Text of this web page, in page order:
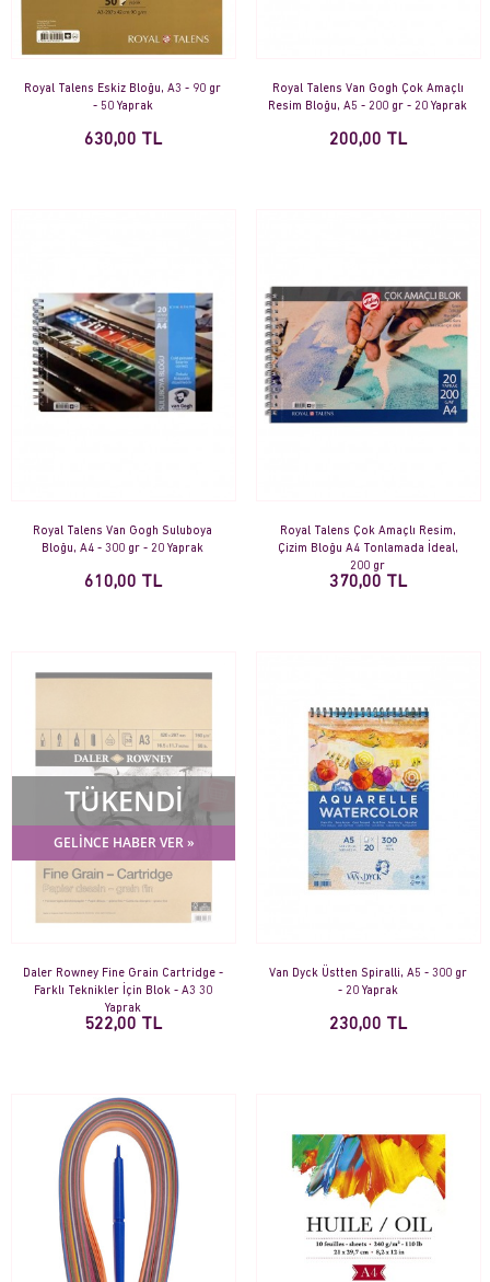
Royal Talens Eskiz Bloğu, A3 - 90 gr
- 50 Yaprak
630,00 TL
Royal Talens Van Gogh Çok Amaçlı
Resim Bloğu, A5 - 200 gr - 20 Yaprak
200,00 TL
Royal Talens Van Gogh Suluboya
Bloğu, A4 - 300 gr - 20 Yaprak
610,00 TL
Royal Talens Çok Amaçlı Resim,
Çizim Bloğu A4 Tonlamada İdeal,
200 gr
370,00 TL
TÜKENDİ
GELİNCE HABER VER »
Daler Rowney Fine Grain Cartridge -
Farklı Teknikler İçin Blok - A3 30
Yaprak
522,00 TL
Van Dyck Üstten Spiralli, A5 - 300 gr
- 20 Yaprak
230,00 TL